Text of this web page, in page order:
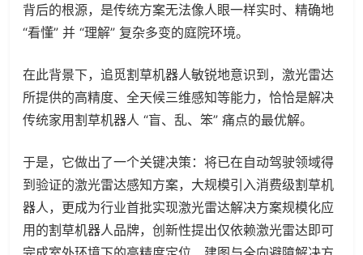
背后的根源，是传统方案无法像人眼一样实时、精确地
“看懂” 并 “理解” 复杂多变的庭院环境。
在此背景下，追觅割草机器人敏锐地意识到，激光雷达
所提供的高精度、全天候三维感知等能力，恰恰是解决
传统家用割草机器人 “盲、乱、笨” 痛点的最优解。
于是，它做出了一个关键决策：将已在自动驾驶领域得
到验证的激光雷达感知方案，大规模引入消费级割草机
器人，更成为行业首批实现激光雷达解决方案规模化应
用的割草机器人品牌，创新性提出仅依赖激光雷达即可